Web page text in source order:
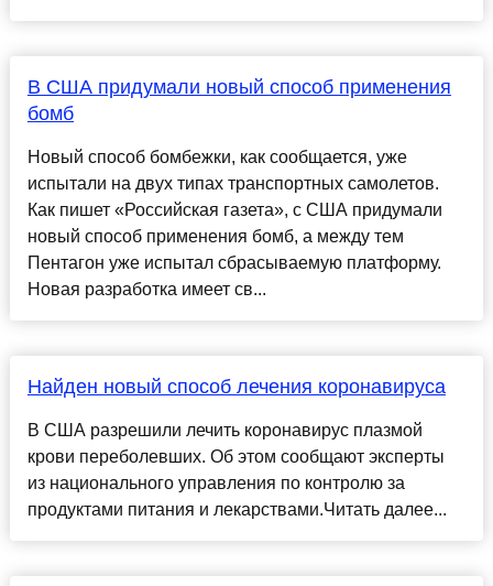
В США придумали новый способ применения
бомб
Новый способ бомбежки, как сообщается, уже
испытали на двух типах транспортных самолетов.
Как пишет «Российская газета», с США придумали
новый способ применения бомб, а между тем
Пентагон уже испытал сбрасываемую платформу.
Новая разработка имеет св...
Найден новый способ лечения коронавируса
В США разрешили лечить коронавирус плазмой
крови переболевших. Об этом сообщают эксперты
из национального управления по контролю за
продуктами питания и лекарствами.Читать далее...